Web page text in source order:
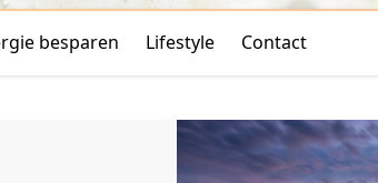
besparen Lifestyle Contact